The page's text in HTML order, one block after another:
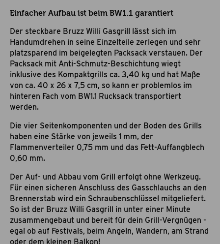
Einfacher Aufbau ist beim BW1.1 garantiert
Der steckbare Bruzz Willi Gasgrill lässt sich im
Handumdrehen in seine Einzelteile zerlegen und sehr
platzsparend im beigelegten Packsack verstauen. Der
Packsack mit Anti-Schmutz-Beschichtung wiegt
inklusive des Kompaktgrills ca. 3,40 kg und hat Maße
von ca. 40 x 26 x 7,5 cm, so kann er problemlos im
hinteren Fach vom BW1.1 Rucksack transportiert
werden.
Die vier Seitenkomponenten und der Boden des Grills
haben eine Stärke von jeweils 1 mm, der
Flammenverteiler 0,75 mm und das Fett-Auffangblech
0,60 mm.
Der Auf- und Abbau vom Grill erfolgt ohne Werkzeug.
Für einen sicheren Anschluss des Gasschlauchs an den
Brennerstab wird ein Schraubenschlüssel mitgeliefert.
So ist der Bruzz Willi Gasgrill in unter einer Minute
zusammengebaut und bereit für dein Grill-Vergnügen -
egal ob auf Festivals, beim Angeln, Wandern, am Strand
oder dem kleinen Balkon!